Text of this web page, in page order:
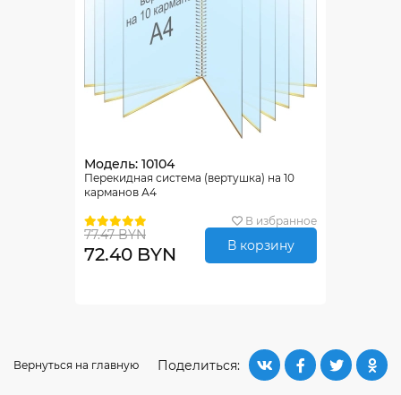
Модель: 10104
Перекидная система (вертушка) на 10
карманов А4
В избранное
77.47 BYN
72.40 BYN В корзину
Поделиться:
Вернуться на главную